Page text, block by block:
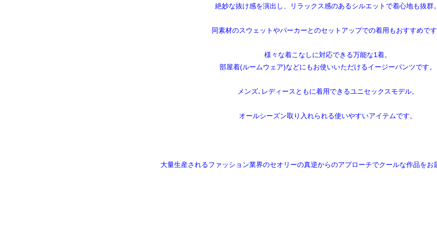
絶妙な抜け感を演出し、リラックス感のあるシルエットで着心地も抜群。
同素材のスウェットやパーカーとのセットアップでの着用もおすすめです
様々な着こなしに対応できる万能な1着。
部屋着(ルームウェア)などにもお使いいただけるイージーパンツです。
メンズ､レディースともに着用できるユニセックスモデル。
オールシーズン取り入れられる使いやすいアイテムです。
大量生産されるファッション業界のセオリーの真逆からのアプローチでクールな作品をお